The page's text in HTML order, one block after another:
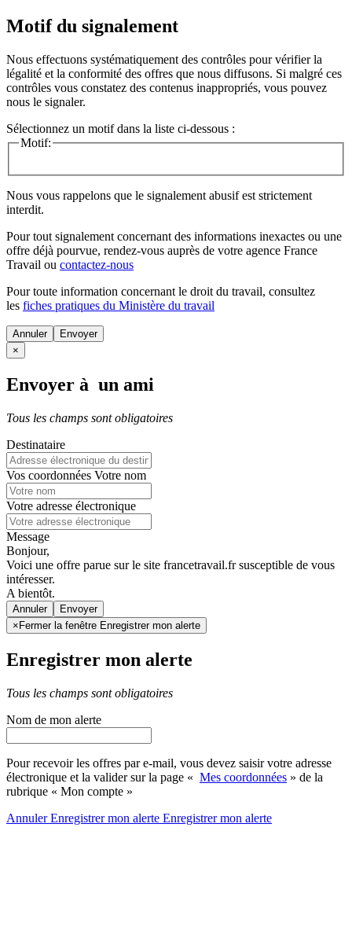
Motif du signalement
Nous effectuons systématiquement des contrôles pour vérifier la
légalité et la conformité des offres que nous diffusons. Si malgré ces
contrôles vous constatez des contenus inappropriés, vous pouvez
nous le signaler.
Sélectionnez un motif dans la liste ci-dessous :
Motif:
Nous vous rappelons que le signalement abusif est strictement
interdit.
Pour tout signalement concernant des informations inexactes ou une
offre déjà pourvue, rendez-vous auprès de votre agence France
Travail ou contactez-nous
Pour toute information concernant le droit du travail, consultez
les fiches pratiques du Ministère du travail
Annuler
×
Envoyer à un ami
Tous les champs sont obligatoires
Destinataire
Vos coordonnées Votre nom
Votre adresse électronique
Message
Bonjour,
Voici une offre parue sur le site francetravail.fr susceptible de vous
intéresser.
A bientôt.
Annuler
× Fermer la fenêtre Enregistrer mon alerte
Enregistrer mon alerte
Tous les champs sont obligatoires
Nom de mon alerte
Pour recevoir les offres par e-mail, vous devez saisir votre adresse
électronique et la valider sur la page « Mes coordonnées » de la
rubrique « Mon compte »
AnnulerEnregistrer mon alerte Enregistrermon alerte